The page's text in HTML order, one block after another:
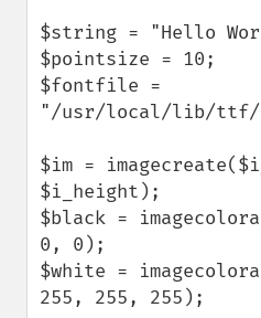
$string = "Hello
$pointsize = 10;
$fontfile =
"/usr/local/lib/ttf/
$im =
$i_height);
$black =
0, 0);
$white =
255, 255, 255);